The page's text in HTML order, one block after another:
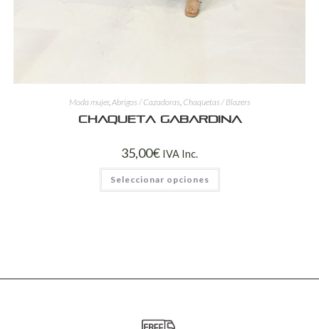
Moda mujer, Abrigos / Cazadoras Chaquetas / Blazers
Chaqueta Gabardina
35,00€ IVA Inc.
Seleccionar opciones